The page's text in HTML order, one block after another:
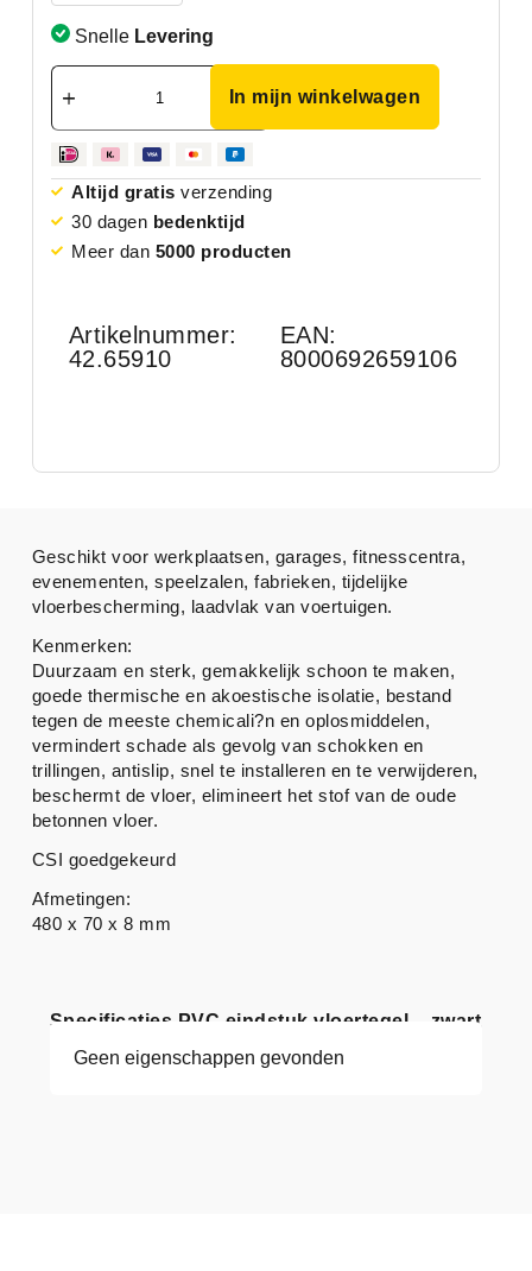
Snelle Levering
In mijn winkelwagen
Altijd gratis verzending
30 dagen bedenktijd
Meer dan 5000 producten
Artikelnummer:
42.65910
EAN:
8000692659106
Specificaties PVC eindstuk vloertegel – zwart
Geen eigenschappen gevonden
Geschikt voor werkplaatsen, garages, fitnesscentra,
evenementen, speelzalen, fabrieken, tijdelijke
vloerbescherming, laadvlak van voertuigen.
Kenmerken:
Duurzaam en sterk, gemakkelijk schoon te maken,
goede thermische en akoestische isolatie, bestand
tegen de meeste chemicali?n en oplosmiddelen,
vermindert schade als gevolg van schokken en
trillingen, antislip, snel te installeren en te verwijderen,
beschermt de vloer, elimineert het stof van de oude
betonnen vloer.
CSI goedgekeurd
Afmetingen:
480 x 70 x 8 mm